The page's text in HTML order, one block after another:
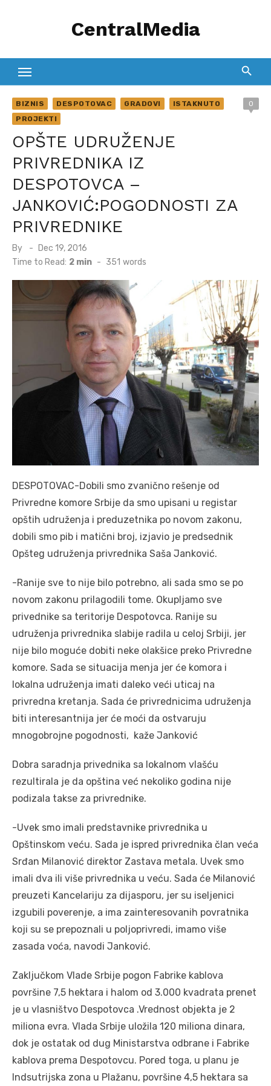
CentralMedia
BIZNIS DESPOTOVAC GRADOVI
ISTAKNUTO
PROJEKTI
0
OPŠTE UDRUŽENJE
PRIVREDNIKA IZ
DESPOTOVCA –
JANKOVIĆ:POGODNOSTI ZA
PRIVREDNIKE
By
Posted
on
Dec 19, 2016
Time to Read: 2 min - 351 words
DESPOTOVAC-Dobili smo zvanično rešenje od
Privredne komore Srbije da smo upisani u registar
opštih udruženja i preduzetnika po novom zakonu,
dobili smo pib i matični broj, izjavio je predsednik
Opšteg udruženja privrednika Saša Janković.
-Ranije sve to nije bilo potrebno, ali sada smo se po
novom zakonu prilagodili tome. Okupljamo sve
privednike sa teritorije Despotovca. Ranije su
udruženja privrednika slabije radila u celoj Srbiji, jer
nije bilo moguće dobiti neke olakšice preko Privredne
komore. Sada se situacija menja jer će komora i
lokalna udruženja imati daleko veći uticaj na
privredna kretanja. Sada će privrednicima udruženja
biti interesantnija jer će moći da ostvaruju
mnogobrojne pogodnosti, kaže Janković
Dobra saradnja privednika sa lokalnom vlašću
rezultirala je da opština već nekoliko godina nije
podizala takse za privrednike.
-Uvek smo imali predstavnike privrednika u
Opštinskom veću. Sada je ispred privrednika član veća
Srđan Milanović direktor Zastava metala. Uvek smo
imali dva ili više privrednika u veću. Sada će Milanović
preuzeti Kancelariju za dijasporu, jer su iseljenici
izgubili poverenje, a ima zainteresovanih povratnika
koji su se prepoznali u poljoprivredi, imamo više
zasada voća, navodi Janković.
Zaključkom Vlade Srbije pogon Fabrike kablova
površine 7,5 hektara i halom od 3.000 kvadrata prenet
je u vlasništvo Despotovca .Vrednost objekta je 2
miliona evra. Vlada Srbije uložila 120 miliona dinara,
dok je ostatak od dug Ministarstva odbrane i Fabrike
kablova prema Despotovcu. Pored toga, u planu je
Indsutrijska zona u Plažanu, površine 4,5 hektara sa